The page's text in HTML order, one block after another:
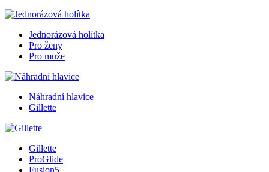
Jednorázová holítka
Pro ženy
Pro muže
Náhradní hlavice
Gillette
Gillette
ProGlide